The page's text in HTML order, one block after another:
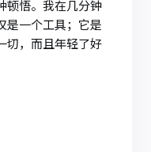
顿悟。我在几分钟
是一个工具；它是
切，而且年轻了好